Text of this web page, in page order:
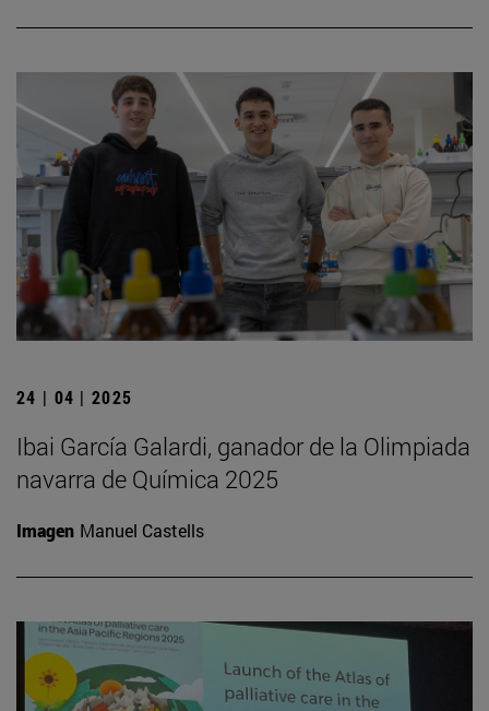
24 | 04 | 2025
Ibai García Galardi, ganador de la Olimpiada
navarra de Química 2025
Imagen Manuel Castells